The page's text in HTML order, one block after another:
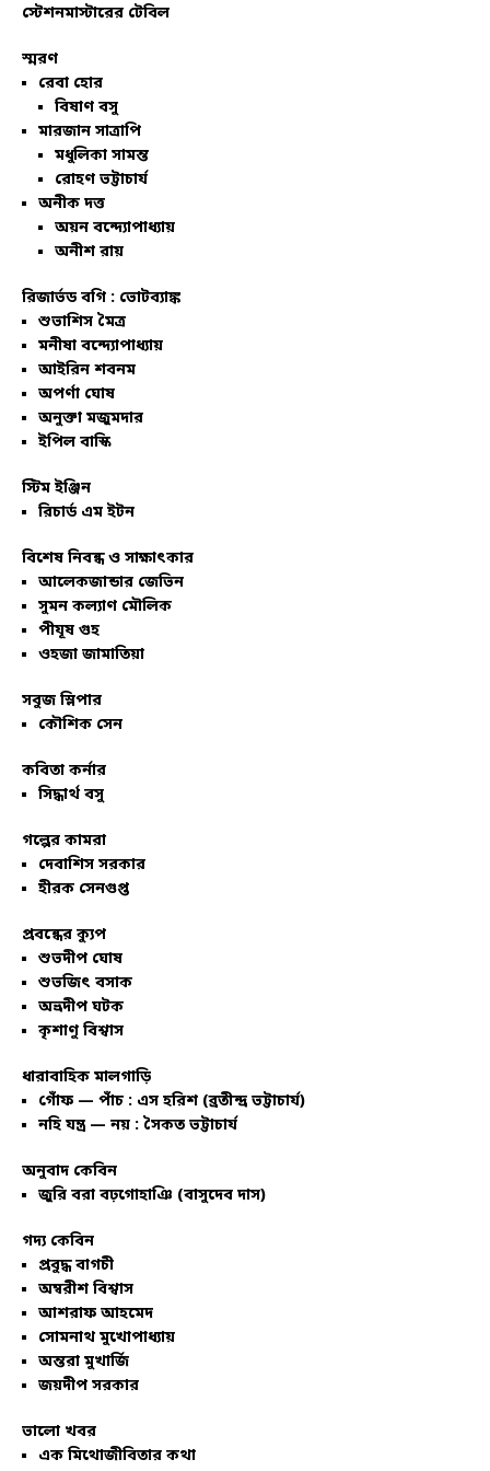
স্টেশনমাস্টারের টেবিল
স্মরণ
রেবা হোর
বিষাণ বসু
মারজান সাত্রাপি
মধুলিকা সামন্ত
রোহণ ভট্টাচার্য
অনীক দত্ত
অয়ন বন্দ্যোপাধ্যায়
অনীশ রায়
রিজার্ভড বগি : ভোটব্যাঙ্ক
শুভাশিস মৈত্র
মনীষা বন্দ্যোপাধ্যায়
আইরিন শবনম
অপর্ণা ঘোষ
অনুক্তা মজুমদার
ইপিল বাস্কি
স্টিম ইঞ্জিন
রিচার্ড এম ইটন
বিশেষ নিবন্ধ ও সাক্ষাৎকার
আলেকজান্ডার জেভিন
সুমন কল্যাণ মৌলিক
পীযূষ গুহ
ওহজা জামাতিয়া
সবুজ স্লিপার
কৌশিক সেন
কবিতা কর্নার
সিদ্ধার্থ বসু
গল্পের কামরা
দেবাশিস সরকার
হীরক সেনগুপ্ত
প্রবন্ধের ক্যুপ
শুভদীপ ঘোষ
শুভজিৎ বসাক
অভ্রদীপ ঘটক
কৃশাণু বিশ্বাস
ধারাবাহিক মালগাড়ি
গোঁফ — পাঁচ : এস হরিশ (ব্রতীন্দ্র ভট্টাচার্য)
নহি যন্ত্র — নয় : সৈকত ভট্টাচার্য
অনুবাদ কেবিন
জুরি বরা বঢ়গোহাঞি (বাসুদেব দাস)
গদ্য কেবিন
প্রবুদ্ধ বাগচী
অম্বরীশ বিশ্বাস
আশরাফ আহমেদ
সোমনাথ মুখোপাধ্যায়
অন্তরা মুখার্জি
জয়দীপ সরকার
ভালো খবর
এক মিথোজীবিতার কথা